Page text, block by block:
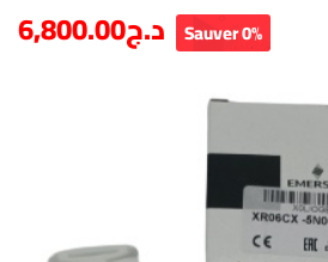
د.ج6,800.00 Sauver 0%